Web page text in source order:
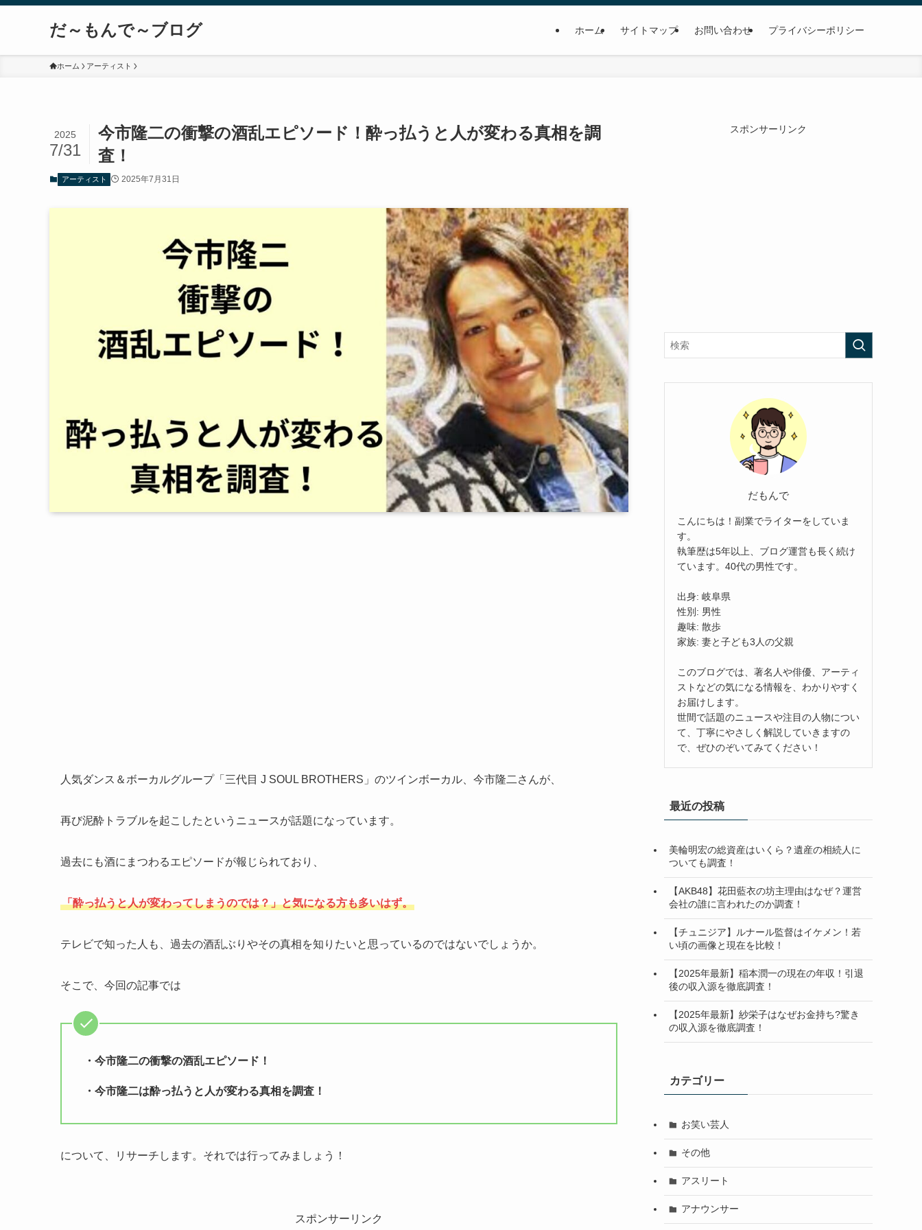
だ～もんで～ブログ ホーム サイトマップ お問い合わせ プライバシーポリシー
ホーム アーティスト
今市隆二の衝撃の酒乱エピソード！酔っ払うと人が変わる真相を調
査！
2025
7/31
アーティスト 2025年7月31日
人気ダンス＆ボーカルグループ「三代目 J SOUL BROTHERS」のツインボーカル、今市隆二さんが、
再び泥酔トラブルを起こしたというニュースが話題になっています。
過去にも酒にまつわるエピソードが報じられており、
「酔っ払うと人が変わってしまうのでは？」と気になる方も多いはず。
テレビで知った人も、過去の酒乱ぶりやその真相を知りたいと思っているのではないでしょうか。
そこで、今回の記事では
・今市隆二の衝撃の酒乱エピソード！
・今市隆二は酔っ払うと人が変わる真相を調査！
について、リサーチします。それでは行ってみましょう！
スポンサーリンク
スポンサーリンク
だもんで
こんにちは！副業でライターをしていま
す。
執筆歴は5年以上、ブログ運営も長く続け
ています。40代の男性です。
出身: 岐阜県
性別: 男性
趣味: 散歩
家族: 妻と子ども3人の父親
このブログでは、著名人や俳優、アーティ
ストなどの気になる情報を、わかりやすく
お届けします。
世間で話題のニュースや注目の人物につい
て、丁寧にやさしく解説していきますの
で、ぜひのぞいてみてください！
最近の投稿
美輪明宏の総資産はいくら？遺産の相続人に
ついても調査！
【AKB48】花田藍衣の坊主理由はなぜ？運営
会社の誰に言われたのか調査！
【チュニジア】ルナール監督はイケメン！若
い頃の画像と現在を比較！
【2025年最新】稲本潤一の現在の年収！引退
後の収入源を徹底調査！
【2025年最新】紗栄子はなぜお金持ち?驚き
の収入源を徹底調査！
カテゴリー
お笑い芸人
その他
アスリート
アナウンサー